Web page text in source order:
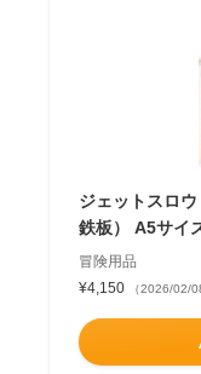
ジェットスロ
鉄板） A5サイ
冒険用品
¥4,150
（2026/02/